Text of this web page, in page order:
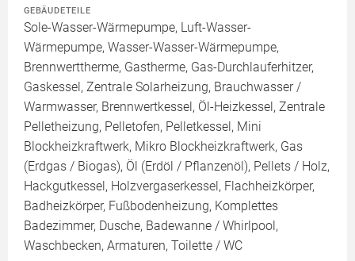
GEBÄUDETEILE
Sole-Wasser-Wärmepumpe, Luft-Wasser-
Wärmepumpe, Wasser-Wasser-Wärmepumpe,
Brennwerttherme, Gastherme, Gas-Durchlauferhitzer,
Gaskessel, Zentrale Solarheizung, Brauchwasser /
Warmwasser, Brennwertkessel, Öl-Heizkessel, Zentrale
Pelletheizung, Pelletofen, Pelletkessel, Mini
Blockheizkraftwerk, Mikro Blockheizkraftwerk, Gas
(Erdgas / Biogas), Öl (Erdöl / Pflanzenöl), Pellets / Holz,
Hackgutkessel, Holzvergaserkessel, Flachheizkörper,
Badheizkörper, Fußbodenheizung, Komplettes
Badezimmer, Dusche, Badewanne / Whirlpool,
Waschbecken, Armaturen, Toilette / WC